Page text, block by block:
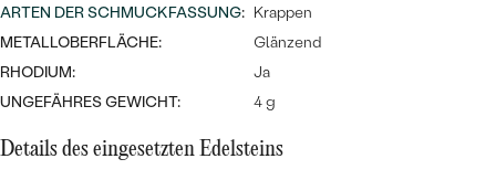
Meistverkaufte
Eheringe
MIT EDELSTEIN
EDELSTEINSCHMUCK
SCHMUCK MIT LAB GROWN
PREISWERTE
LUXURIÖSE
LUXURIÖSE
ARTEN DER SCHMUCKFASSUNG: Krappen
METALLOBERFLÄCHE:
Glänzend
RHODIUM:
Ja
UNGEFÄHRES GEWICHT:
4 g
Details des eingesetzten Edelsteins